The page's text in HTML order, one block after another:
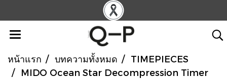
หน้าแรก บทความทั้งหมด
TIMEPIECES
MIDO Ocean Star Decompression Timer